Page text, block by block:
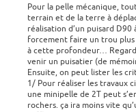
Pour la pelle mécanique,
terrain et de la terre à
réalisation d’un puisard
forcement faire un trou
à cette profondeur…
venir un puisatier (de
Ensuite, on peut lister les
1/ Pour réaliser les travaux
une minipelle de 2T peut
rochers. ça ira moins vite